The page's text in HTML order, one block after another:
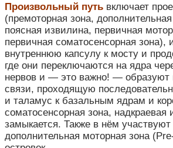
Произвольный путь включает
(премоторная зона,
поясная извилина, первичная
первичная соматосенсорная зона),
внутреннюю капсулу к мосту и
где они переключаются на ядра
нервов и — это важно! — образуют
связи, проходящую
и таламус к базальным ядрам и
соматосенсорная зона, надкраевая
замыкается. Также в нём участвуют
дополнительная моторная зона